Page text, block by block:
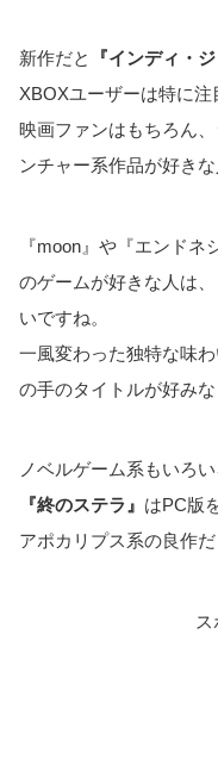
新作だと 『インディ・
XBOXユーザーは特に注
映画ファンはもちろん
ンチャー系作品が好き
『moon』や『エンド
のゲームが好きな人は、
いですね。
一風変わった独特な味
の手のタイトルが好みな
ノベルゲーム系もいろ
『終のステラ』 はPC版
アポカリプス系の良作